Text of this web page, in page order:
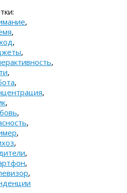
,
,
,
,
,
,
,
,
,
,
,
,
,
,
,
,